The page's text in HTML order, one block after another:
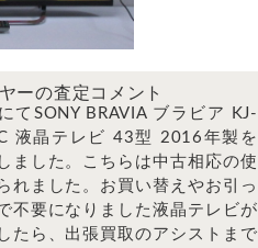
ーの査定コメント
てSONY BRAVIA ブラビア KJ-
液晶テレビ 43型 2016年製を
ました。こちらは中古相応の使
れました。お買い替えやお引っ
不要になりました液晶テレビが
たら、出張買取のアシストまで